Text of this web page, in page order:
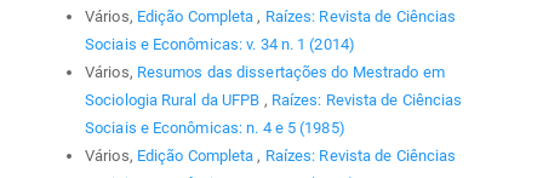
Vários, Edição Completa , Raízes: Revista de Ciências
Sociais e Econômicas: v. 34 n. 1 (2014)
Vários, Resumos das dissertações do Mestrado em
Sociologia Rural da UFPB , Raízes: Revista de Ciências
Sociais e Econômicas: n. 4 e 5 (1985)
Vários, Edição Completa , Raízes: Revista de Ciências